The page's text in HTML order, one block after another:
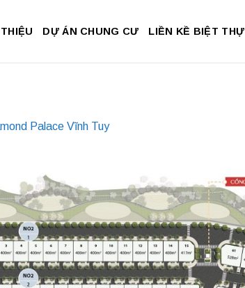
DỰ ÁN CHUNG CƯ LIỀN KỀ BIỆT THỰ
Palace Vĩnh Tuy